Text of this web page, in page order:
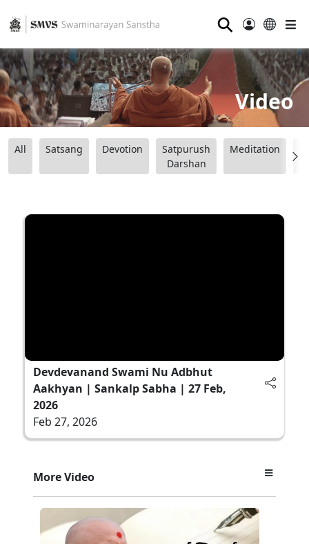
⚲
Video
All Satsang Devotion
Satpurush
Darshan
Meditation
Devdevanand Swami Nu Adbhut
Aakhyan | Sankalp Sabha | 27 Feb,
2026
Feb 27, 2026
More Video